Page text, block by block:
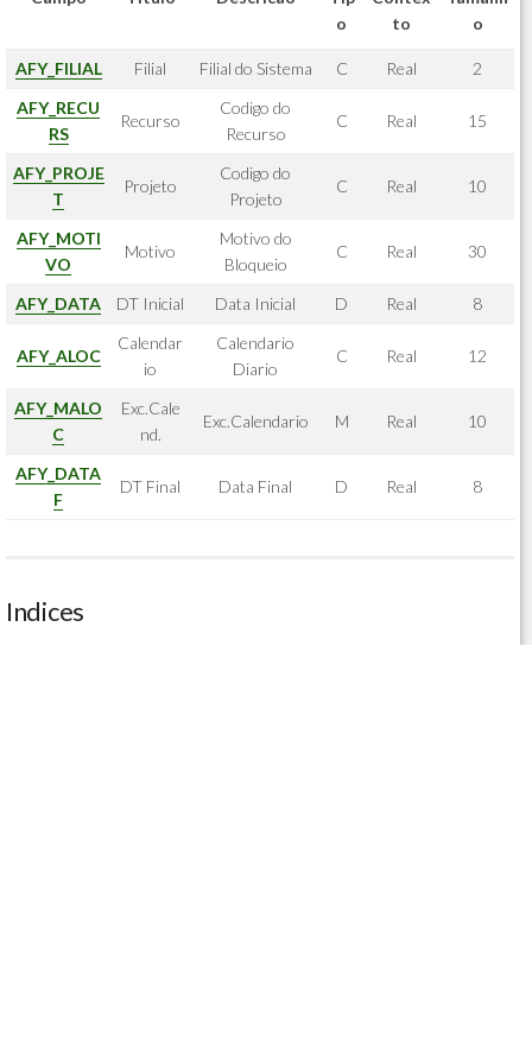
o
to
o
AFY_FILIAL Filial Filial do Sistema C Real
2
AFY_RECU
RS
Recurso
Codigo do
Recurso
C Real 15
AFY_PROJE
T
Projeto
Codigo do
Projeto
C Real 10
AFY_MOTI
VO
Motivo
Motivo do
Bloqueio
C Real 30
AFY_DATA DT Inicial Data Inicial D Real 8
AFY_ALOC
Calendar
io
Calendario
Diario
C Real 12
AFY_MALO
C
Exc.Cale
nd.
Exc.Calendario M Real 10
AFY_DATA
F
DT Final Data Final D Real 8
Indices